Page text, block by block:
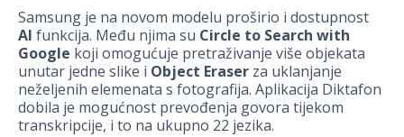
Samsung je na novom modelu proširio i dostupnost
AI funkcija. Među njima su Circle to Search with
Google koji omogućuje pretraživanje više objekata
unutar jedne slike i Object Eraser za uklanjanje
neželjenih elemenata s fotografija. Aplikacija Diktafon
dobila je mogućnost prevođenja govora tijekom
transkripcije, i to na ukupno 22 jezika.